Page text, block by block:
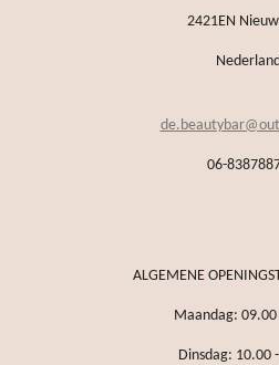
2421EN
06-
ALGEMENE
Maandag: 09.00
Dinsdag: 10.00